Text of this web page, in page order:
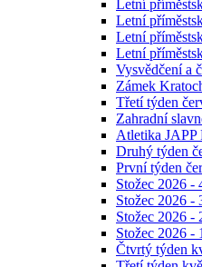
Letní
Letní
Letní
Letní
Vysvědčení a
Zámek
Třetí týden
Zahradní
Atletika JAPP
Druhý týden
První týden
Stožec 2026 -
Stožec 2026 -
Stožec 2026 -
Stožec 2026 -
Čtvrtý týden